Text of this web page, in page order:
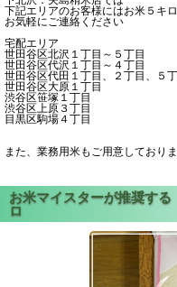
下記エリアのお客様にはお米５キ
お気軽にご連絡ください
宅配エリア
世田谷区北沢１丁目～５丁目
世田谷区代沢１丁目～４丁目
世田谷区代田１丁目、２丁目、５
世田谷区大原１丁目
渋谷区笹塚１丁目
渋谷区上原３丁目
目黒区駒場４丁目
また、業務用米もご用意しており